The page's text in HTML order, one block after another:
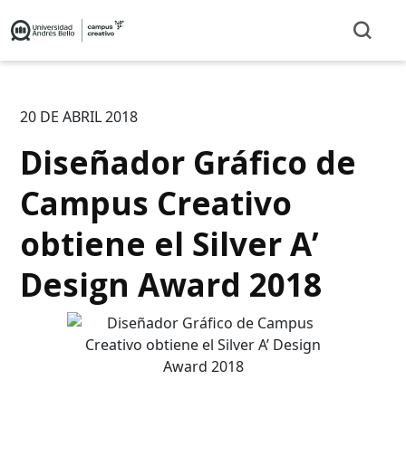
20 DE ABRIL 2018
Diseñador Gráfico de
Campus Creativo
obtiene el Silver A’
Design Award 2018